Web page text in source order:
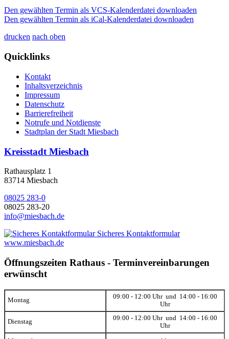
Den gewählten Termin als VCS-Kalenderdatei downloaden
Den gewählten Termin als iCal-Kalenderdatei downloaden
drucken nach oben
Quicklinks
Kontakt
Inhaltsverzeichnis
Impressum
Datenschutz
Barrierefreiheit
Notrufe und Notdienste
Stadtplan der Stadt Miesbach
Kreisstadt Miesbach
Rathausplatz 1
83714 Miesbach
08025 283-0
08025 283-20
info@miesbach.de
Sicheres Kontaktformular
www.miesbach.de
Öffnungszeiten Rathaus - Terminvereinbarungen
erwünscht
Montag
09:00 - 12:00 Uhr und 14:00 - 16:00
Uhr
Dienstag
09:00 - 12:00 Uhr und 14:00 - 16:00
Uhr